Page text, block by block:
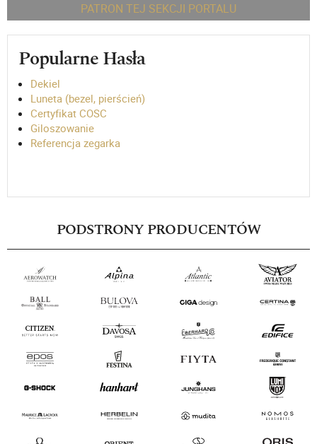
PATRON TEJ SEKCJI PORTALU
Popularne Hasła
Dekiel
Luneta (bezel, pierścień)
Certyfikat COSC
Giloszowanie
Referencja zegarka
PODSTRONY PRODUCENTÓW